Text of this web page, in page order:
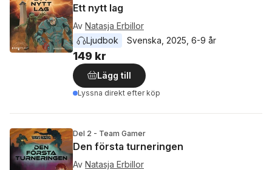
Ett nytt lag
Av Natasja Erbillor
Ljudbok
Svenska 2025 6-9 år
149 kr
Lägg till
Lyssna direkt efter köp
Del 2 - Team Gamer
Den första turneringen
Av Natasja Erbillor